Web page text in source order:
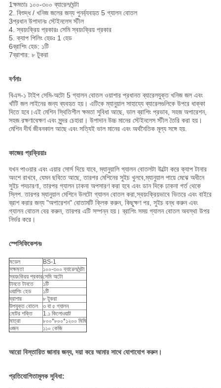
1ক্ষমতাঃ ১০০-৩০০ ব্যারেল/ঘন্টা
2. বিশুদ্ধ / খনিজ জলের জন্য পুনর্ব্যবহৃত 5 গ্যালন বোতল
3প্রধান উপাদানঃ স্টেইনলেস স্টীল
4. স্বয়ংক্রিয় প্রকারঃ সেমি স্বয়ংক্রিয় প্রকার
5. ক্যাপ পিলিং হেডঃ 1 হেড
6ব্রাশিং হেড: ১টি
7ব্রাশার: ৮ টুকরা
বর্ণনাঃ
বিএস-১ টাইপ সেমি-অটো 5 গ্যালন বোতল ওয়াশার প্রধানত ব্যারেলযুক্ত খনিজ জল এবং
খাঁটি জল লাইনের জন্য ব্যবহৃত হয়। এটিকে ম্যানুয়াল সাহায্যে ব্যারেলগুলিকে উপরে ধাক্কা
দিতে হবে।এই মেশিন স্থিতিশীল ক্ষমতা সুবিধা আছে, ভাল ব্রাশিং প্রভাব, সহজ অপারেশন,
সহজ রক্ষণাবেক্ষণ এবং সুন্দর চেহারা। উপাদান উচ্চ মানের স্টেইনলেস স্টীল তৈরি করা হয়।
মেশিন দীর্ঘ জীবনকাল আছে এবং সত্যিই ভাল মানের এবং অর্থনৈতিক মূল্য সঙ্গে হয়.
কাজের প্রক্রিয়াঃ
যখন পাওয়ার এবং এয়ার সোর্স দিয়ে যাবে, ম্যানুয়ালি গ্যালন বোতলটা উল্টো করে ক্যাপ টানার
অংশে রাখবে, যেমন ছবিতে আছে, তারপর মেশিনের সুইচ খুলবে,ম্যানুয়াল পায়ে মেঝে অধীনে
সুইচ পদচারণা, তারপর গ্যালন ঢাকনা অপসারণ করা হবে এবং ডান দিকে ঢাকনা গর্ত থেকে
স্লিপ. তারপর ম্যানুয়াল মেশিনে উলটো গ্যালন বোতল করা,স্বয়ংক্রিয়ভাবে ভিতরে এবং বাইরে
ব্রাশ করার জন্য "অপারেশন" বোতামটি ক্লিক করুন, কিছুক্ষণ পর, সুইচ বন্ধ করুন এবং
গ্যালন বোতল বের করুন, তারপর এটি সম্পন্ন হয়। ব্রাশিং সময় গ্যালন বোতল অবস্থা উপর
নির্ভর করে।
স্পেসিফিকেশনঃ
মডেল
BS-1
সক্ষমতা
১০০-৩০০ ব্যারেল/ঘন্টা
স্বয়ংক্রিয় প্রকারসেমি অটো
টানতে টানতে
১টি
ওয়াশিং হেড
১টি
ব্রাশার
৮ টুকরা
উপযুক্ত বোতল
৩ বা ৫ গ্যালন
মোটর শক্তি
1.১ কিলোওয়াট
মাত্রা
৮০০*৮০০*১২০০ মিমি
ওজন
১১০ কেজি
আরো বিস্তারিত জানার জন্য, দয়া করে আমার সাথে যোগাযোগ করুন।
প্রতিযোগিতামূলক সুবিধা: